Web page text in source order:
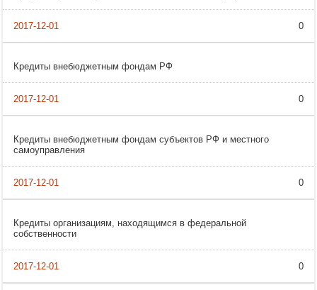
0
Кредиты внебюджетным фондам РФ
0
Кредиты внебюджетным фондам субъектов РФ и местного
самоуправления
0
Кредиты организациям, находящимся в федеральной
собственности
0